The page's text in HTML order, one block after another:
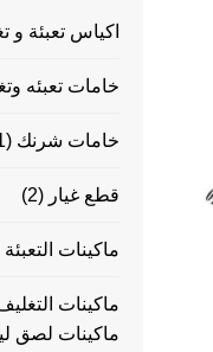
اكياس تعبئة و
خامات تعبئه
خامات شرنك (1)
قطع غيار (2)
ماكينات
ماكينات لصق